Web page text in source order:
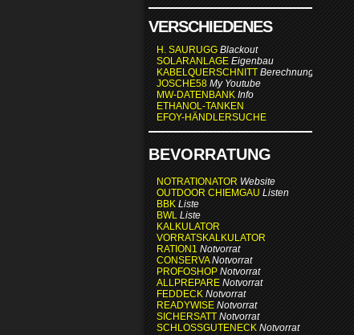
VERSCHIEDENES
H. SAURUGG Blackout
SOLARANLAGE Eigenbau
KABELQUERSCHNITT Berechnung
JOSCHE58 My Youtube
MW-DATENBANK Info
ETHANOL-TANKEN
EFOY-HÄNDLERSUCHE
BEVORRATUNG
NOTRATIONATOR Website
OUTDOOR CHIEMGAU Listen
BBK Liste
BWL Liste
KALKULATOR
VORRATSKALKULATOR
RATION1 Notvorrat
CONSERVA Notvorrat
PROFOSHOP Notvorrat
ALLPREPARE Notvorrat
FEDDECK Notvorrat
READYWISE Notvorrat
SICHERSATT Notvorrat
SCHLOSSGUTENECK Notvorrat